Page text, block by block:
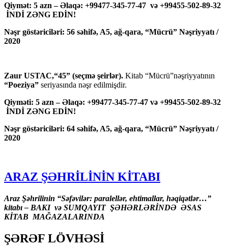
Qiymət: 5 azn – Əlaqə: +99477-345-77-47 və +99455-502-89-32
İNDİ ZƏNG EDİN!
Nəşr göstəriciləri: 56 səhifə, A5, ağ-qara, “Mücrü” Nəşriyyatı /
2020
Zaur USTAC,“45” (seçmə şeirlər). Kitab “Mücrü”nəşriyyatının
“Poeziya” seriyasında nəşr edilmişdir.
Qiyməti: 5 azn – Əlaqə: +99477-345-77-47 və +99455-502-89-32
İNDİ ZƏNG EDİN!
Nəşr göstəriciləri: 64 səhifə, A5, ağ-qara, “Mücrü” Nəşriyyatı /
2020
ARAZ ŞƏHRİLİNİN KİTABI
Araz Şəhrilinin “Səfəvilər: paralellər, ehtimallar, həqiqətlər…”
kitabı – BAKI və SUMQAYIT ŞƏHƏRLƏRİNDƏ ƏSAS
KİTAB MAĞAZALARINDA
ŞƏRƏF LÖVHƏSİ